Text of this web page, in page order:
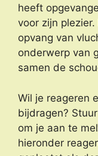
heeft
voor zijn
opvang van
onderwerp van
samen de
Wil je reageren
bijdragen?
om je aan te
hieronder